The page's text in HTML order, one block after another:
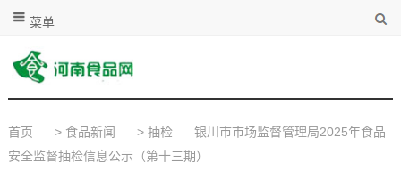
菜单
首页 > 食品新闻 > 抽检
银川市市场监督管理局2025年食品
安全监督抽检信息公示（第十三期）